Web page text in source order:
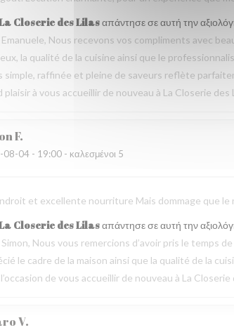
Closerie des Lilasαπάντησε σε αυτή την
Nous recevons vos compliments avec
la qualité de la cuisine ainsi que le
simple, raffinée et pleine de saveurs reflète
plaisir à vous accueillir de nouveau à La Closerie des
F
08-04 - 19:00 - καλεσμένοι 5
et excellente nourriture Mais dommage que
Closerie des Lilasαπάντησε σε αυτή την
Nous vous remercions d’avoir pris le temps
le cadre de la maison ainsi que la qualité de la
de vous accueillir de nouveau à La Closerie
V